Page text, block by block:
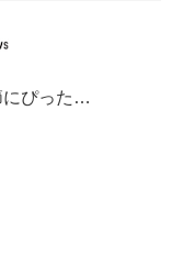
＜これからの季節にぴったり！！＞【ハニーズ】トレンド感、満載♡「最旬チュールキャミ」